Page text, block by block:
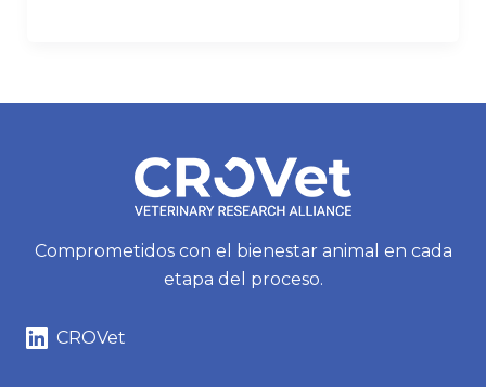
Comprometidos con el bienestar animal en cada
etapa del proceso.
CROVet